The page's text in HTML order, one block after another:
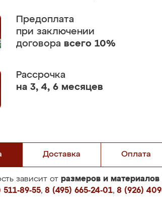
Предоплата
при заключении
договора всего 10%
Рассрочка
на 3, 4, 6 месяцев
Доставка Оплата
зависит от размеров и материалов
89-55, 8 (495) 665-24-01, 8 (926)